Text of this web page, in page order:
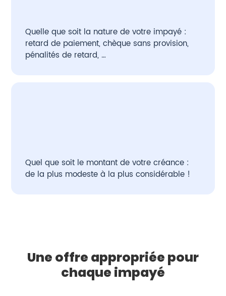
Quelle que soit la nature de votre impayé :
retard de paiement, chèque sans provision,
pénalités de retard, …
Quel que soit le montant de votre créance :
de la plus modeste à la plus considérable !
Une offre appropriée pour
chaque impayé